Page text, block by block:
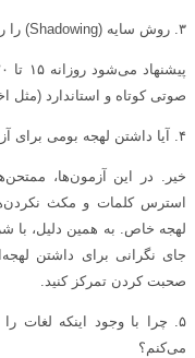
۳. روش سایه (Shadowing) را روزانه چقدر تمرین کنیم؟
صوتی کوتاه و استاندارد (مثل
۴. آیا داشتن لهجه بومی برای آزمون‌های آیلتس و تافل ضروری است؟
خیر. در این آزمون‌ها،
استرس کلمات و مکث
لهجه خاص. به همین دلیل، با
جای نگرانی برای داشتن
صحبت کردن تمرکز کنید.
۵. چرا با وجود اینکه لغات
می‌کنم؟